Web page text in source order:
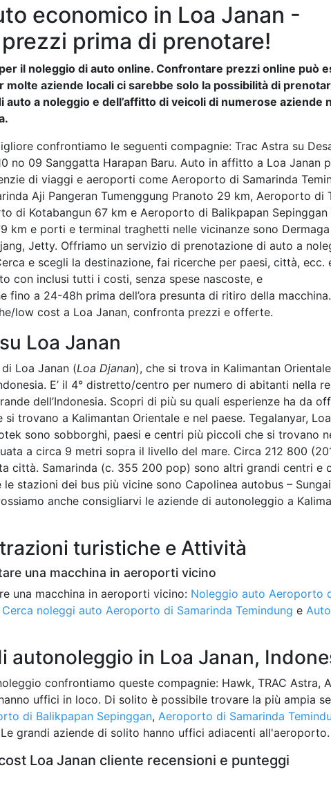
economico in Loa Janan -
prima di prenotare!
il noleggio di auto online. Confrontare prezzi online può
molte aziende locali ci sarebbe solo la possibilità di
a noleggio e dell’affitto di veicoli di numerose aziende
confrontiamo le seguenti compagnie: Trac Astra su
no 09 Sanggatta Harapan Baru. Auto in affitto a Loa Janan
di viaggi e aeroporti come Aeroporto di Samarinda
Aji Pangeran Tumenggung Pranoto 29 km, Aeroporto di
di Kotabangun 67 km e Aeroporto di Balikpapan Sepinggan
km e porti e terminal traghetti nelle vicinanze sono
Jetty. Offriamo un servizio di prenotazione di auto a
e scegli la destinazione, fai ricerche per paesi, città, ecc.
con inclusi tutti i costi, senza spese nascoste, e
fino a 24-48h prima dell’ora presunta di ritiro della
low cost a Loa Janan, confronta prezzi e offerte.
Loa Janan
Loa Janan (Loa Djanan), che si trova in Kalimantan
E’ il 4° distretto/centro per numero di abitanti nella
dell’Indonesia. Scopri di più su quali esperienze ha da
trovano a Kalimantan Orientale e nel paese. Tegalanyar,
sono sobborghi, paesi e centri più piccoli che si trovano
a circa 9 metri sopra il livello del mare. Circa 212 800
città. Samarinda (c. 355 200 pop) sono altri grandi centri e
stazioni dei bus più vicine sono Capolinea autobus –
anche consigliarvi le aziende di autonoleggio a
turistiche e Attività
una macchina in aeroporti vicino
una macchina in aeroporti vicino: Noleggio auto Aeroporto
Cerca noleggi auto Aeroporto di Samarinda Temindung e
autonoleggio in Loa Janan,
confrontiamo queste compagnie: Hawk, TRAC Astra,
uffici in loco. Di solito è possibile trovare la più ampia
di Balikpapan Sepinggan, Aeroporto di Samarinda
grandi aziende di solito hanno uffici adiacenti all'aeroporto.
Loa Janan cliente recensioni e punteggi